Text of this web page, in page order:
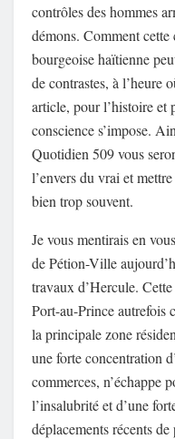
contrôles des hommes
démons. Comment
bourgeoise haïtienne
de contrastes, à l’heure
article, pour l’histoire et
conscience s’impose.
Quotidien 509 vous
l’envers du vrai et
bien trop souvent.
Je vous mentirais en
de Pétion-Ville
travaux d’Hercule.
Port-au-Prince autrefois
la principale zone
une forte concentration
commerces, n’échappe
l’insalubrité et d’une
déplacements récents